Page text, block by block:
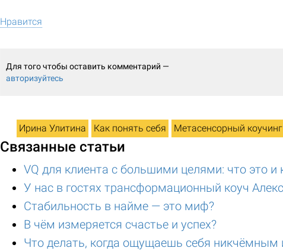
Нравится
Для того чтобы оставить комментарий —
авторизуйтесь
Ирина Улитина Как понять себя Метасенсорный коучинг
Связанные статьи
VQ для клиента с большими целями: что это и
У нас в гостях трансформационный коуч
Стабильность в найме — это миф?
В чём измеряется счастье и успех?
Что делать, когда ощущаешь себя